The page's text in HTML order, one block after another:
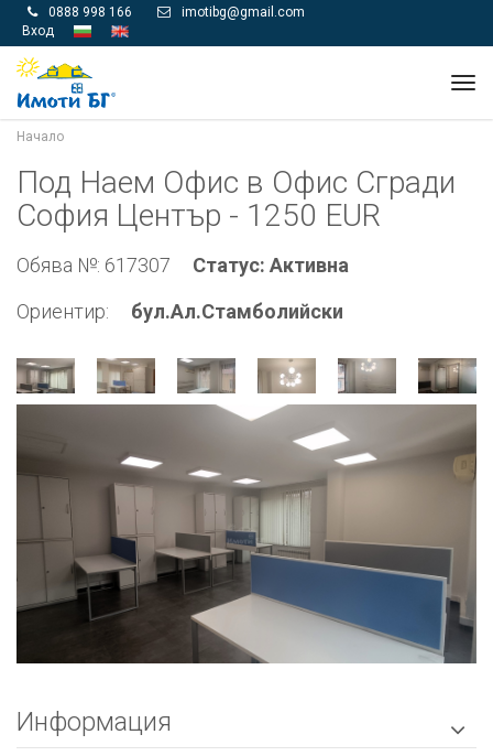
 0888 998 166 
imotibg@gmail.com
Вход
Начало
Под Наем Офис в Офис Сгради
София Център - 1250 EUR
Обява №: 617307
Статус: Активна
Ориентир:
бул.Ал.Стамболийски
Информация 